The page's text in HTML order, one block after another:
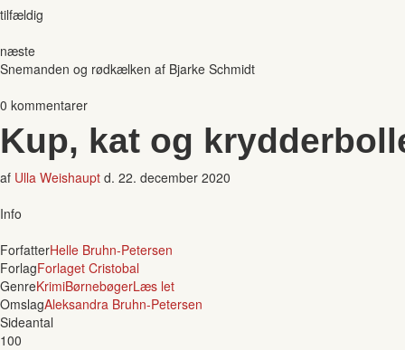
tilfældig
næste
Snemanden og rødkælken af Bjarke Schmidt
0 kommentarer
Kup, kat og
af Ulla Weishaupt d. 22. december 2020
Info
ForfatterHelle Bruhn-Petersen
ForlagForlaget Cristobal
GenreKrimiBørnebøgerLæs let
OmslagAleksandra Bruhn-Petersen
Sideantal
100